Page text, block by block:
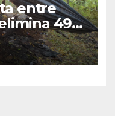
entre
498
en